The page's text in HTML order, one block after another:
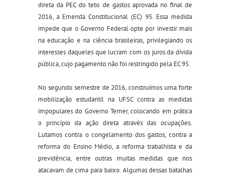
direta da PEC do teto de gastos aprovada no final de
2016, a Emenda Constitucional (EC) 95. Essa medida
impede que o Governo Federal opte por investir mais
na educação e na ciência brasileiras, privilegiando os
interesses daqueles que lucram com os juros da dívida
pública, cujo pagamento não foi restringido pela EC 95.
No segundo semestre de 2016, construímos uma forte
mobilização estudantil na UFSC contra as medidas
impopulares do Governo Temer, colocando em prática
o princípio da ação direta através das ocupações.
Lutamos contra o congelamento dos gastos, contra a
reforma do Ensino Médio, a reforma trabalhista e da
previdência, entre outras muitas medidas que nos
atacavam de cima para baixo. Algumas dessas batalhas